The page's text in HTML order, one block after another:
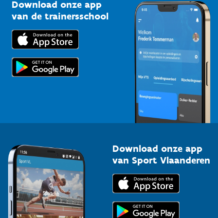
Bedrijven
Trainers en begeleiders
Topsporters
Downloads
Voor de pers
Download onze app
van de trainersschool
Download onze app
van Sport Vlaanderen